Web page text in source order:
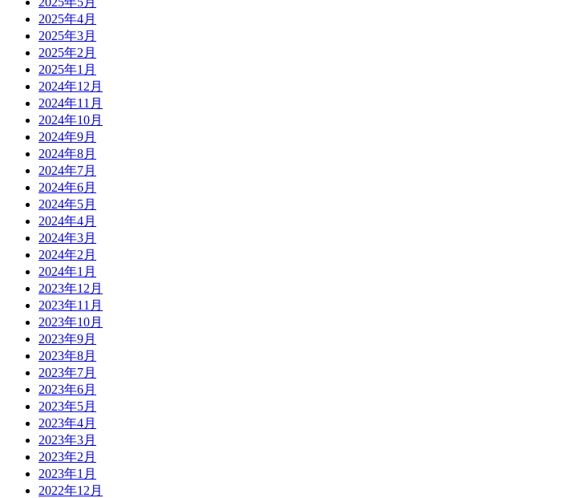
2025年4月
2025年3月
2025年2月
2025年1月
2024年12月
2024年11月
2024年10月
2024年9月
2024年8月
2024年7月
2024年6月
2024年5月
2024年4月
2024年3月
2024年2月
2024年1月
2023年12月
2023年11月
2023年10月
2023年9月
2023年8月
2023年7月
2023年6月
2023年5月
2023年4月
2023年3月
2023年2月
2023年1月
2022年12月